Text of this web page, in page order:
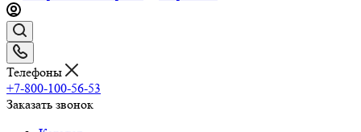
Телефоны
+7-800-100-56-53
Заказать звонок